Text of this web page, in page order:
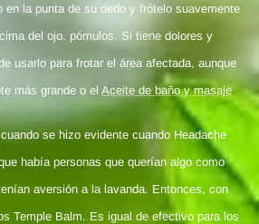
en la punta de su dedo y frótelo suavemente
del ojo. pómulos. Si tiene dolores y
usarlo para frotar el área afectada, aunque
más grande o el Aceite de baño y masaje
se hizo evidente cuando Headache
había personas que querían algo como
aversión a la lavanda. Entonces, con
Temple Balm. Es igual de efectivo para los